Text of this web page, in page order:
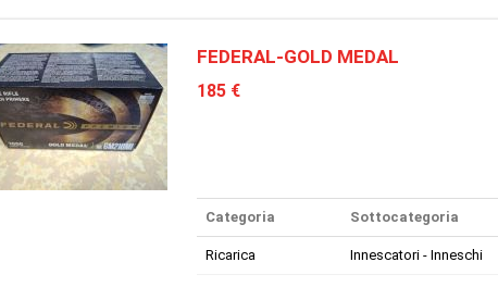
FEDERAL-GOLD MEDAL
185 €
Categoria Sottocategoria
Ricarica Innescatori - Inneschi